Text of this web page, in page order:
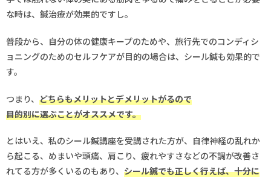
な時は、鍼治療が効果的ですし。
普段から、自分の体の健康キープのためや、旅行先でのコンディシ
ョニングのためのセルフケアが目的の場合は、シール鍼も効果的で
す。
つまり、 どちらもメリットとデメリットがるので
目的別に選ぶことがオススメです。
とはいえ、私のシール鍼講座を受講された方が、自律神経の乱れか
ら起こる、めまいや頭痛、肩こり、疲れやすさなどの不調が改善さ
れてる方が多くいるのもあり、 シール鍼でも正しく行えば、十分に